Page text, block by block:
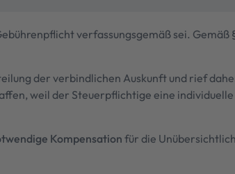
verfassungsgemäß sei. Gemäß
der verbindlichen Auskunft und rief
weil der Steuerpflichtige eine
Kompensationfür die